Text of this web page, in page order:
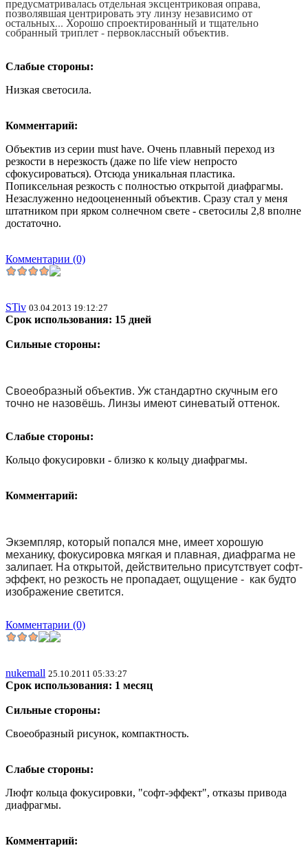
предусматривалась отдельная эксцентриковая оправа,
позволявшая центрировать эту линзу независимо от
остальных... Хорошо спроектированный и тщательно
собранный триплет - первоклассный объектив.
Слабые стороны:
Низкая светосила.
Комментарий:
Объектив из серии must have. Очень плавный переход из
резкости в нерезкость (даже по life view непросто
сфокусироваться). Отсюда уникальная пластика.
Попиксельная резкость с полностью открытой диафрагмы.
Незаслуженно недооцененный объектив. Сразу стал у меня
штатником при ярком солнечном свете - светосилы 2,8 вполне
достаточно.
Комментарии (0)
STiv 03.04.2013 19:12:27
Срок использования: 15 дней
Сильные стороны:
Своеобразный объектив. Уж стандартно скучным его
точно не назовёшь. Линзы имеют синеватый оттенок.
Слабые стороны:
Кольцо фокусировки - близко к кольцу диафрагмы.
Комментарий:
Экземпляр, который попался мне, имеет хорошую
механику, фокусировка мягкая и плавная, диафрагма не
залипает. На открытой, действительно присутствует софт-
эффект, но резкость не пропадает, ощущение - как будто
изображение светится.
Комментарии (0)
nukemall 25.10.2011 05:33:27
Срок использования: 1 месяц
Сильные стороны:
Своеобразный рисунок, компактность.
Слабые стороны:
Люфт кольца фокусировки, "софт-эффект", отказы привода
диафрагмы.
Комментарий: